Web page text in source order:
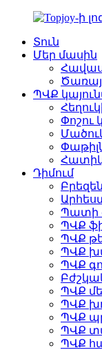
Տուն
Մեր մասին
ՊՎՔ
Փոշու
Դիմում
Պատի
ՊՎՔ
ՊՎՔ
ՊՎՔ
ՊՎՔ
ՊՎՔ
ՊՎՔ
ՊՎՔ
ՊՎՔ
ՊՎՔ